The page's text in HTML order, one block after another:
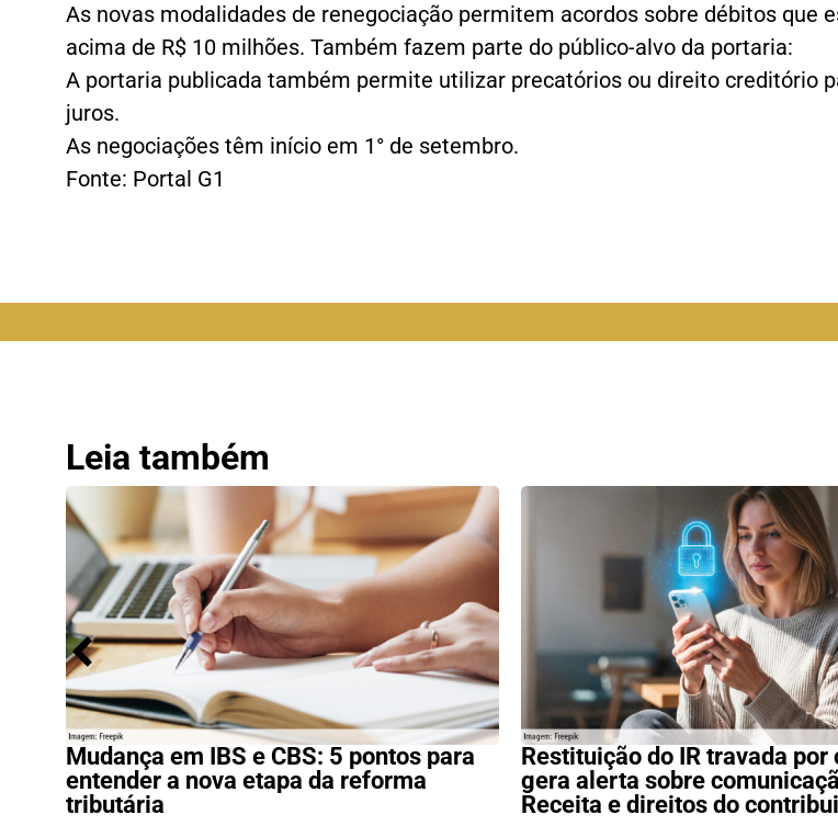
As novas modalidades de renegociação permitem acordos sobre débitos
acima de R$ 10 milhões. Também fazem parte do público-alvo da portaria:
A portaria publicada também permite utilizar precatórios ou direito creditório
juros.
As negociações têm início em 1° de setembro.
Fonte: Portal G1
Leia também
Mudança em IBS e CBS: 5 pontos para
entender a nova etapa da reforma
tributária
Restituição do IR travada por
gera alerta sobre
Receita e direitos do